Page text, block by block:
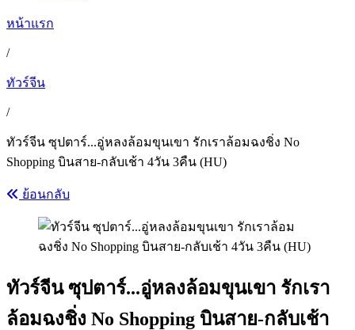
หน้าแรก
/
ทัวร์จีน
/
ทัวร์จีน ซุปตาร์...อู่หลงล้อมขุนเขา รักเราล้อมฉงชิ่ง No
Shopping บินสาย-กลับเช้า 4วัน 3คืน (HU)
ย้อนกลับ
ทัวร์จีน ซุปตาร์...อู่หลงล้อมขุนเขา รักเรา
ล้อมฉงชิ่ง No Shopping บินสาย-กลับเช้า